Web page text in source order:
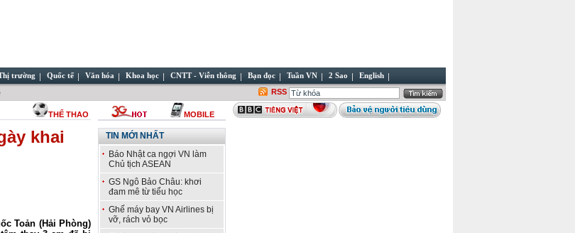
trường Quốc tế Văn hóa Khoa học CNTT - Viễn thông Bạn đọc Tuần VN 2 Sao English
RSS
THỂ THAO MOBILE
khai
Toản (Hải Phòng)
TIN MỚI NHẤT
Báo Nhật ca ngợi VN làm
Chủ tịch ASEAN
GS Ngô Bảo Châu: khơi
đam mê từ tiểu học
Ghế máy bay VN Airlines bị
vỡ, rách vỏ bọc